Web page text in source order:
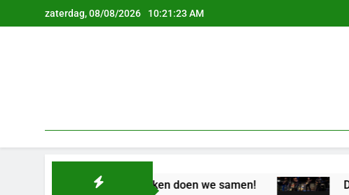
naar
zaterdag, 08/08/2026 10:21:24 AM
Oproep: Herdenken doen we samen!